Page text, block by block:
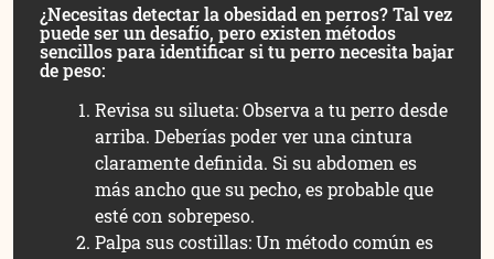
¿Necesitas detectar la obesidad en perros? Tal vez
puede ser un desafío, pero existen métodos
sencillos para identificar si tu perro necesita bajar
de peso:
Revisa su silueta: Observa a tu perro desde
arriba. Deberías poder ver una cintura
claramente definida. Si su abdomen es
más ancho que su pecho, es probable que
esté con sobrepeso.
Palpa sus costillas: Un método común es